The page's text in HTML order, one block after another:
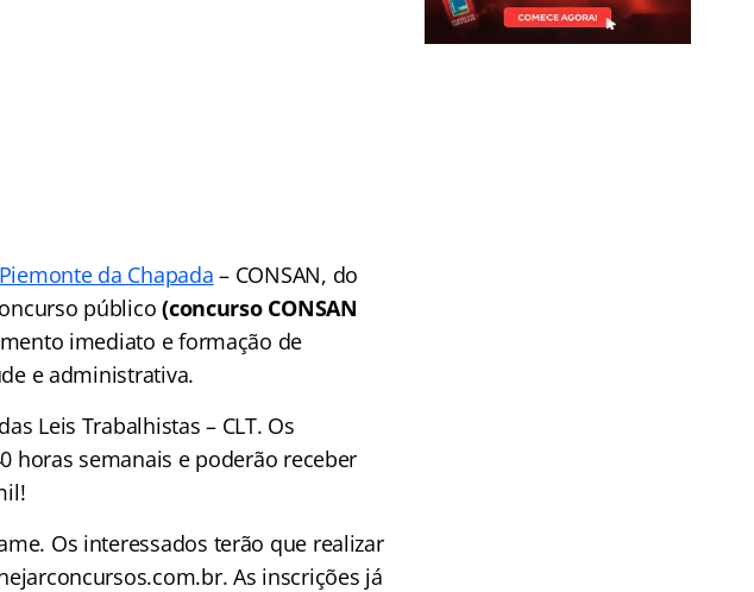
da Chapada – CONSAN, do
público(concurso CONSAN
imediato e formação de
e administrativa.
Leis Trabalhistas – CLT. Os
horas semanais e poderão receber
Os interessados terão que realizar
As inscrições já